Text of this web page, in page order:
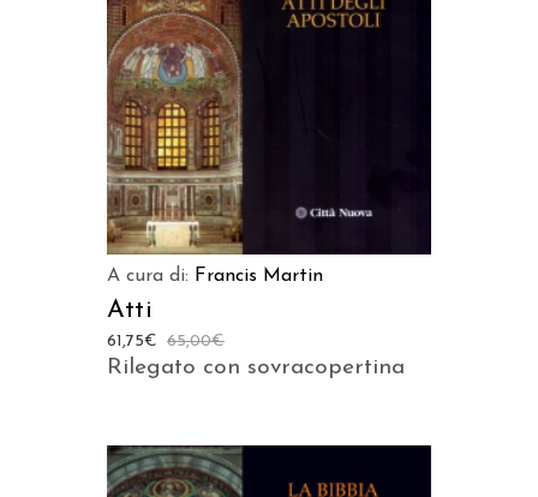
AGGIUNGI AL CARRELLO
A cura di: Francis Martin
Atti
65,00€
61,75€
Rilegato con sovracopertina